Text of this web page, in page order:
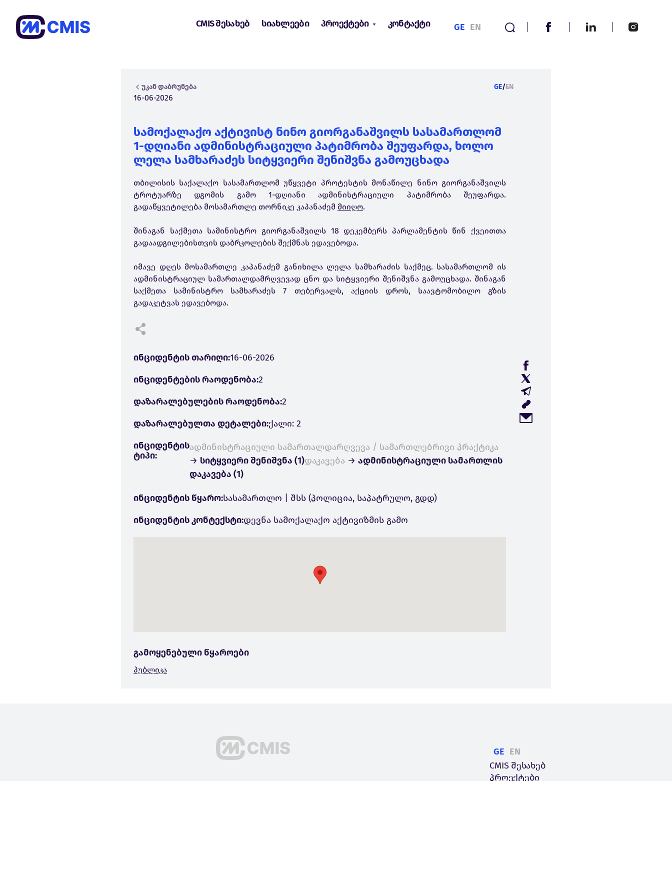
CMIS შესახებ სიახლეები პროექტები კონტაქტი GE EN
უკან დაბრუნება GE/EN
16-06-2026
სამოქალაქო აქტივისტ ნინო გიორგანაშვილს სასამართლომ
1-დღიანი ადმინისტრაციული პატიმრობა შეუფარდა, ხოლო
ლელა სამხარაძეს სიტყვიერი შენიშვნა გამოუცხადა
თბილისის საქალაქო სასამართლომ უწყვეტი პროტესტის მონაწილე ნინო გიორგანაშვილს
ტროტუარზე დგომის გამო 1-დღიანი ადმინისტრაციული პატიმრობა შეუფარდა.
გადაწყვეტილება მოსამართლე თორნიკე კაპანაძემ მიიღო.
შინაგან საქმეთა სამინისტრო გიორგანაშვილს 18 დეკემბერს პარლამენტის წინ ქვეითთა
გადაადგილებისთვის დაბრკოლების შექმნას ედავებოდა.
იმავე დღეს მოსამართლე კაპანაძემ განიხილა ლელა სამხარაძის საქმეც. სასამართლომ ის
ადმინისტრაციულ სამართალდამრღვევად ცნო და სიტყვიერი შენიშვნა გამოუცხადა. შინაგან
საქმეთა სამინისტრო სამხარაძეს 7 თებერვალს, აქციის დროს, საავტომობილო გზის
გადაკეტვას ედავებოდა.
ინციდენტის თარიღი:16-06-2026
ინციდენტების რაოდენობა:2
დაზარალებულების რაოდენობა:2
დაზარალებულთა დეტალები:ქალი: 2
ინციდენტის
ტიპი:
ადმინისტრაციული სამართალდარღვევა / სამართლებრივი პრაქტიკა
→ სიტყვიერი შენიშვნა (1)დაკავება → ადმინისტრაციული სამართლის
დაკავება (1)
ინციდენტის წყარო:სასამართლო | შსს (პოლიცია, საპატრულო, გდდ)
ინციდენტის კონტექსტი:დევნა სამოქალაქო აქტივიზმის გამო
გამოყენებული წყაროები
პუბლიკა
GE EN
CMIS შესახებ
პროექტები